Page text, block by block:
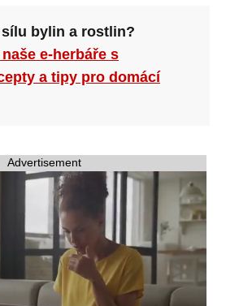
bylin a rostlin?
e-herbáře s
a tipy pro domácí
Advertisement